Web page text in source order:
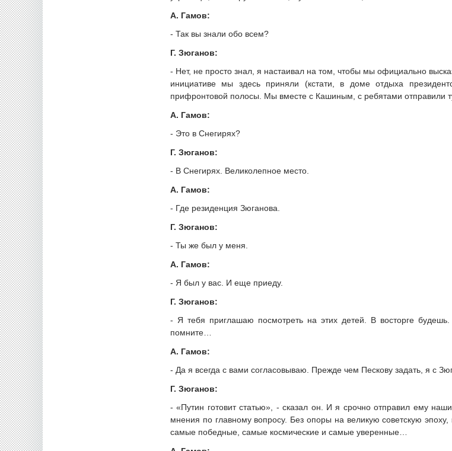
А. Гамов:
- Так вы знали обо всем?
Г. Зюганов:
- Нет, не просто знал, я настаивал на том, чтобы мы официально
инициативе мы здесь приняли (кстати, в доме отдыха
прифронтовой полосы. Мы вместе с Кашиным, с ребятами отправили
А. Гамов:
- Это в Снегирях?
Г. Зюганов:
- В Снегирях. Великолепное место.
А. Гамов:
- Где резиденция Зюганова.
Г. Зюганов:
- Ты же был у меня.
А. Гамов:
- Я был у вас. И еще приеду.
Г. Зюганов:
- Я тебя приглашаю посмотреть на этих детей. В восторге
помните…
А. Гамов:
- Да я всегда с вами согласовываю. Прежде чем Пескову задать, я с
Г. Зюганов:
- «Путин готовит статью», - сказал он. И я срочно отправил ему
мнения по главному вопросу. Без опоры на великую советскую
самые победные, самые космические и самые уверенные…